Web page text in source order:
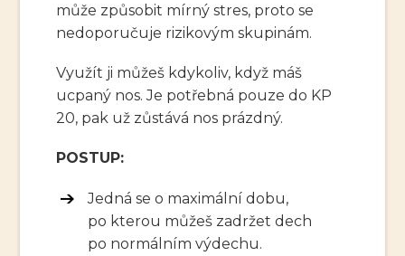
může způsobit mírný stres, proto se
nedoporučuje rizikovým skupinám.
Využít ji můžeš kdykoliv, když máš
ucpaný nos. Je potřebná pouze do KP
20, pak už zůstává nos prázdný.
POSTUP:
Jedná se o maximální dobu,
po kterou můžeš zadržet dech
po normálním výdechu.